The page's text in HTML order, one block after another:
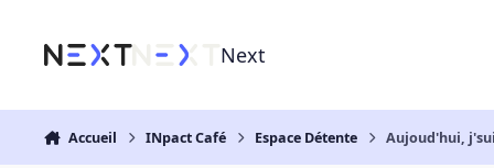
Next
Accueil INpact Café Espace Détente Aujoud'hui,